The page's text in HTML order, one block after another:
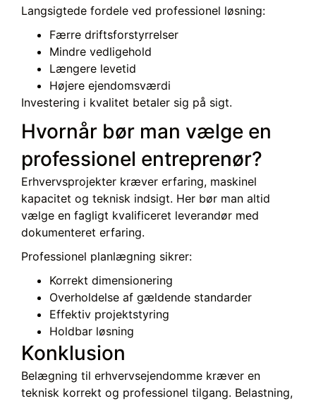
Langsigtede fordele ved professionel løsning:
Færre driftsforstyrrelser
Mindre vedligehold
Længere levetid
Højere ejendomsværdi
Investering i kvalitet betaler sig på sigt.
Hvornår bør man vælge en
professionel entreprenør?
Erhvervsprojekter kræver erfaring, maskinel
kapacitet og teknisk indsigt. Her bør man altid
vælge en fagligt kvalificeret leverandør med
dokumenteret erfaring.
Professionel planlægning sikrer:
Korrekt dimensionering
Overholdelse af gældende standarder
Effektiv projektstyring
Holdbar løsning
Konklusion
Belægning til erhvervsejendomme kræver en
teknisk korrekt og professionel tilgang. Belastning,